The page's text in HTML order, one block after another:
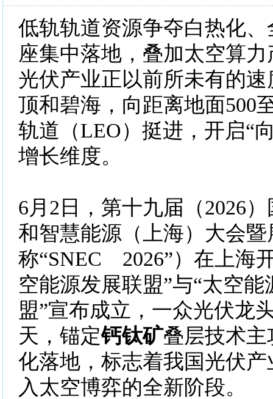
低轨轨道资源争夺白热化
座集中落地，叠加太空算
光伏产业正以前所未有的
顶和碧海，向距离地面500
轨道（LEO）挺进，开启“
增长维度。
6月2日，第十九届（2026
和智慧能源（上海）大会
称“SNEC 2026”）在上海
空能源发展联盟”与“太空
盟”宣布成立，一众光伏龙
天，锚定钙钛矿叠层技术
化落地，标志着我国光伏
入太空博弈的全新阶段。